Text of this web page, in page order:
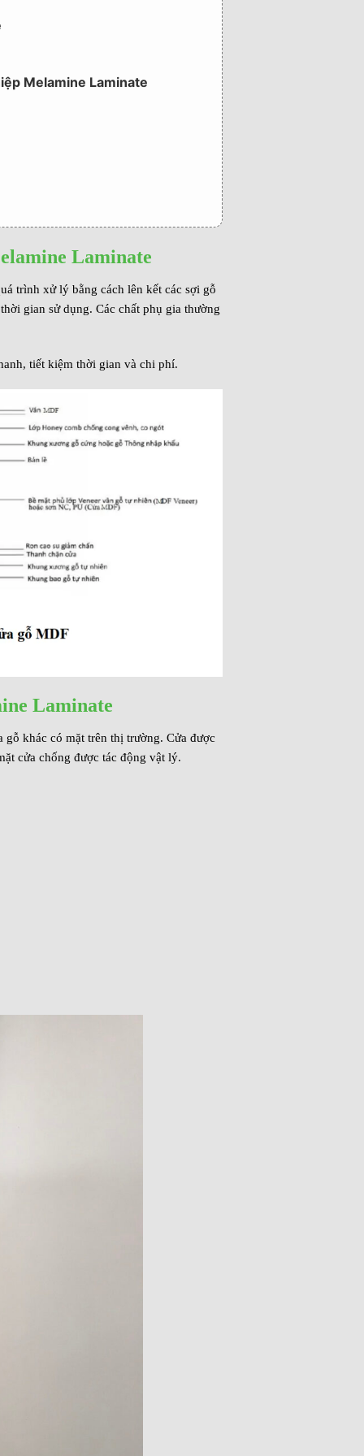
Melamine Laminate
Laminate
trình xử lý bằng cách lên kết các sợi gỗ
gian sử dụng. Các chất phụ gia thường
tiết kiệm thời gian và chi phí.
Laminate
khác có mặt trên thị trường. Cửa được
cửa chống được tác động vật lý.